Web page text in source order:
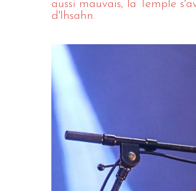
aussi mauvais, la Temple
d'Ihsahn.